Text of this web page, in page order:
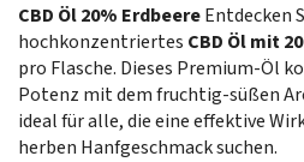
CBD Öl 20% ErdbeereEntdecken
hochkonzentriertes CBD Öl mit
pro Flasche. Dieses Premium-Öl
Potenz mit dem fruchtig-süßen
ideal für alle, die eine effektive
herben Hanfgeschmack suchen.